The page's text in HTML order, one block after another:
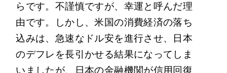
らです。不謹慎ですが、幸運と呼んだ理
由です。しかし、米国の消費経済の落ち
込みは、急速なドル安を進行させ、日本
のデフレを長引かせる結果になってしま
いましたが、日本の金融機関が信用回復